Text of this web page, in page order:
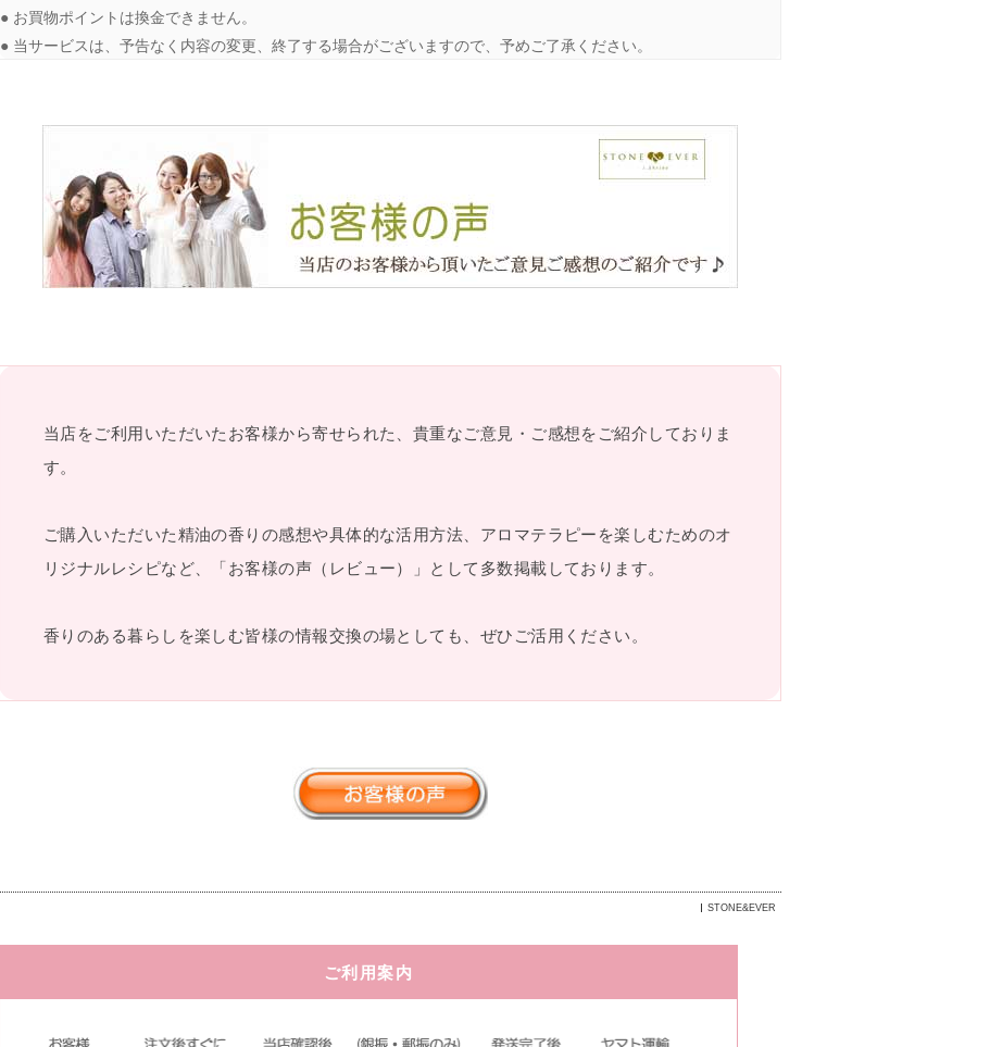
● お買物ポイントは換金できません。
● 当サービスは、予告なく内容の変更、終了する場合がございますので、予めご了承ください。
当店をご利用いただいたお客様から寄せられた、貴重なご意見・ご感想をご紹介しておりま
す。
ご購入いただいた精油の香りの感想や具体的な活用方法、アロマテラピーを楽しむためのオ
リジナルレシピなど、「お客様の声（レビュー）」として多数掲載しております。
香りのある暮らしを楽しむ皆様の情報交換の場としても、ぜひご活用ください。
STONE&EVER
ご利用案内